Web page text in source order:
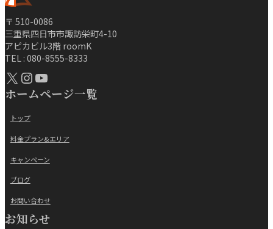
〒 510-0086
三重県四日市市諏訪栄町4-10
アピカビル3階 roomK
TEL : 080-8555-8333
X InstagramYouTube
ホームページ一覧
トップ
料金プラン&エリア
キャンペーン
ブログ
お問い合わせ
お知らせ